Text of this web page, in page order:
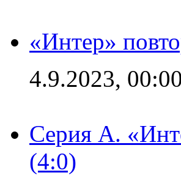
«Интер»
4.9.2023, 00:00
Серия А.
(4:0)